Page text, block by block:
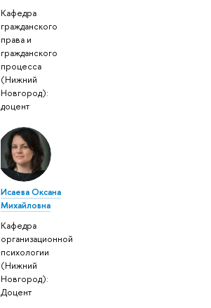
Кафедра
гражданского
права и
гражданского
процесса
(Нижний
Новгород):
доцент
Исаева Оксана
Михайловна
Кафедра
организационной
психологии
(Нижний
Новгород):
Доцент